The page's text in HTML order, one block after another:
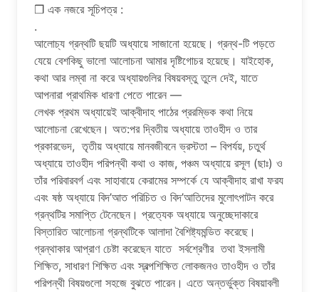
❒ এক নজরে সূচিপত্র :
.
আলোচ্য গ্রন্থটি ছয়টি অধ্যায়ে সাজানো হয়েছে। গ্রন্থ-টি পড়তে
যেয়ে বেশকিছু ভালো আলোচনা আমার দৃষ্টিগোচর হয়েছে। যাইহোক,
কথা আর লম্বা না করে অধ্যায়গুলির বিষয়বস্তু তুলে দেই, যাতে
আপনারা প্রাথমিক ধারণা পেতে পারেন —
লেখক প্রথম অধ্যায়েই আক্বীদাহ পাঠের প্ররম্ভিক কথা নিয়ে
আলোচনা রেখেছেন। অত:পর দ্বিতীয় অধ্যায়ে তাওহীদ ও তার
প্রকারভেদ, তৃতীয় অধ্যায়ে মানবজীবনে ভ্রস্টতা – বিপর্যয়, চতুর্থ
অধ্যায়ে তাওহীদ পরিপন্থী কথা ও কাজ, পঞ্চম অধ্যায়ে রসূল (ছাঃ) ও
তাঁর পরিবারবর্গ এবং সাহাবায়ে কেরামের সম্পর্কে যে আক্বীদাহ রাখা ফরয
এবং ষষ্ঠ অধ্যায়ে বিদ’আত পরিচিত ও বিদ’আতিদের মুলোৎপাটন করে
গ্রন্থটির সমাপ্তি টেনেছেন। প্রত্যেক অধ্যায়ে অনুচ্ছেদাকারে
বিস্তারিত আলোচনা গ্রন্থটিকে আলাদা বৈশিষ্ট্যমন্ডিত করেছে।
গ্রন্থাকার আপ্রাণ চেষ্টা করেছেন যাতে সর্বশ্রেণীর তথা ইসলামী
শিক্ষিত, সাধারণ শিক্ষিত এবং স্বল্পশিক্ষিত লোকজনও তাওহীদ ও তাঁর
পরিপন্থী বিষয়গুলো সহজে বুঝতে পারেন। এতে অন্তর্ভুক্ত বিষয়াবলী